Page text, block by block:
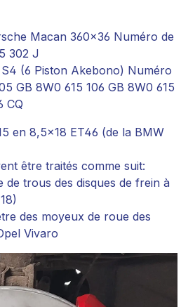
Macan 360x36 Numéro de
302 J
(6 Piston Akebono) Numéro
GB 8W0 615 106 GB 8W0 615
CQ
en 8,5x18 ET46 (de la BMW
être traités comme suit:
de trous des disques de frein à
des moyeux de roue des
Vivaro